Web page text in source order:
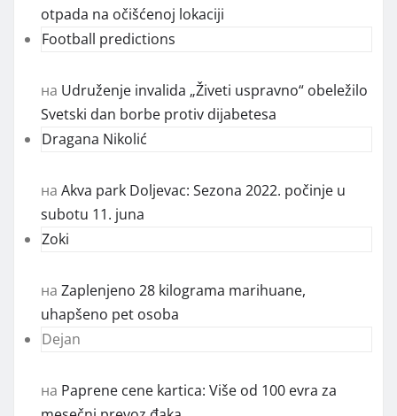
otpada na očišćenoj lokaciji
Football predictions
на Udruženje invalida „Živeti uspravno“ obeležilo
Svetski dan borbe protiv dijabetesa
Dragana Nikolić
на Akva park Doljevac: Sezona 2022. počinje u
subotu 11. juna
Zoki
на Zaplenjeno 28 kilograma marihuane,
uhapšeno pet osoba
Dejan
на Paprene cene kartica: Više od 100 evra za